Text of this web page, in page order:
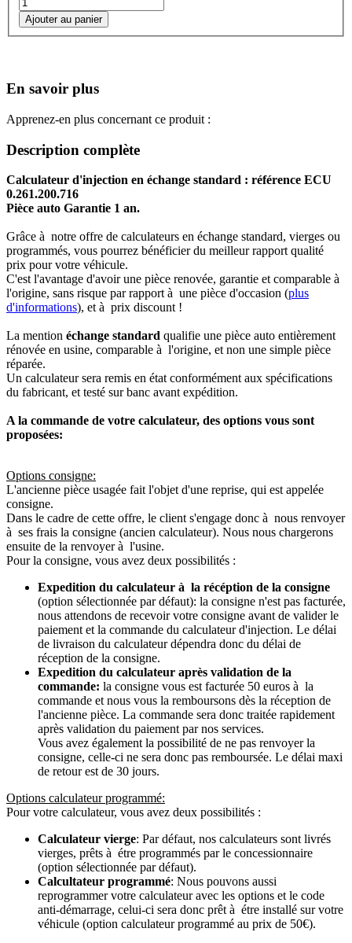
En savoir plus
Apprenez-en plus concernant ce produit :
Description complète
Calculateur d'injection en échange standard : référence ECU
0.261.200.716
Pièce auto Garantie 1 an.
Grâce à notre offre de calculateurs en échange standard, vierges ou
programmés, vous pourrez bénéficier du meilleur rapport qualité
prix pour votre véhicule.
C'est l'avantage d'avoir une pièce renovée, garantie et comparable à
l'origine, sans risque par rapport à une pièce d'occasion (plus
d'informations), et à prix discount !
La mention échange standard qualifie une pièce auto entièrement
rénovée en usine, comparable à l'origine, et non une simple pièce
réparée.
Un calculateur sera remis en état conformément aux spécifications
du fabricant, et testé sur banc avant expédition.
A la commande de votre calculateur, des options vous sont
proposées:
Options consigne:
L'ancienne pièce usagée fait l'objet d'une reprise, qui est appelée
consigne.
Dans le cadre de cette offre, le client s'engage donc à nous renvoyer
à ses frais la consigne (ancien calculateur). Nous nous chargerons
ensuite de la renvoyer à l'usine.
Pour la consigne, vous avez deux possibilités :
Expedition du calculateur à la récéption de la consigne
(option sélectionnée par défaut): la consigne n'est pas facturée,
nous attendons de recevoir votre consigne avant de valider le
paiement et la commande du calculateur d'injection. Le délai
de livraison du calculateur dépendra donc du délai de
réception de la consigne.
Expedition du calculateur après validation de la
commande: la consigne vous est facturée 50 euros à la
commande et nous vous la remboursons dès la réception de
l'ancienne pièce. La commande sera donc traitée rapidement
après validation du paiement par nos services.
Vous avez également la possibilité de ne pas renvoyer la
consigne, celle-ci ne sera donc pas remboursée. Le délai maxi
de retour est de 30 jours.
Options calculateur programmé:
Pour votre calculateur, vous avez deux possibilités :
Calculateur vierge: Par défaut, nos calculateurs sont livrés
vierges, prêts à étre programmés par le concessionnaire
(option sélectionnée par défaut).
Calcultateur programmé: Nous pouvons aussi
reprogrammer votre calculateur avec les options et le code
anti-démarrage, celui-ci sera donc prêt à étre installé sur votre
véhicule (option calculateur programmé au prix de 50€).